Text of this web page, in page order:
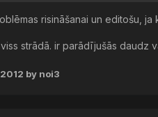
risināšanai un editošu, ja
strādā. ir parādījušās daudz
by noi3